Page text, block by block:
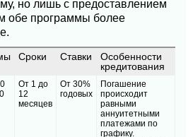
но лишь с предоставлением
обе программы более
Сроки Ставки
Особенности
кредитования
От 1 до
12
месяцев
От 30%
годовых
Погашение
происходит
равными
аннуитетными
платежами по
графику.